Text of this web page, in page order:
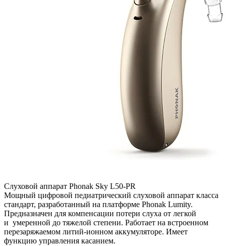
Слуховой аппарат Phonak Sky L50-PR
Мощный цифровой педиатрический слуховой аппарат класса
стандарт, разработанный на платформе Phonak Lumity.
Предназначен для компенсации потери слуха от легкой
и умеренной до тяжелой степени. Работает на встроенном
перезаряжаемом литий-ионном аккумуляторе. Имеет
функцию управления касанием.